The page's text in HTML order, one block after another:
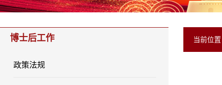
博士后工作
政策法规
当前位